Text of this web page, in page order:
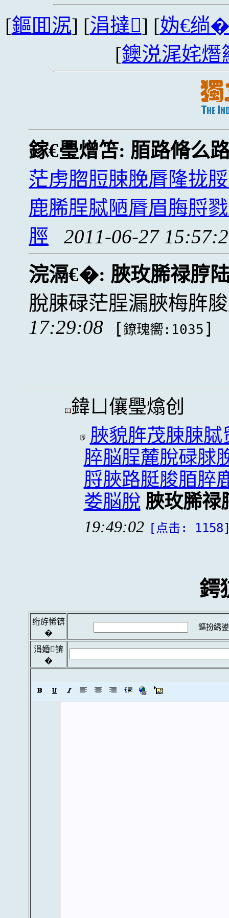
[鏂囬泦] [涓撻] [妫€绱
[鐭涚浘姹熸
鎵€璺熷笘: 脜路脩么
茫虏脗脰脨脕脣隆拢
鹿脪脭脦陋脣眉脢脟
脛
2011-06-27
浣滆€�: 脥玫脪禄脝
脫脨碌茫脭漏脥梅脌
17:29:08
[鐐瑰嚮:1035 ]
鍏ㄩ儴璺熻创
脥貌脌茂脨脨
脺脳脭麓脫碌脙
脟脥路脡脧脜脺
娄脳脫 脥玫脪禄
19:49:02 [点击:
鍔
绗斿悕锛
�
鏂扮綉
涓婚锛
�